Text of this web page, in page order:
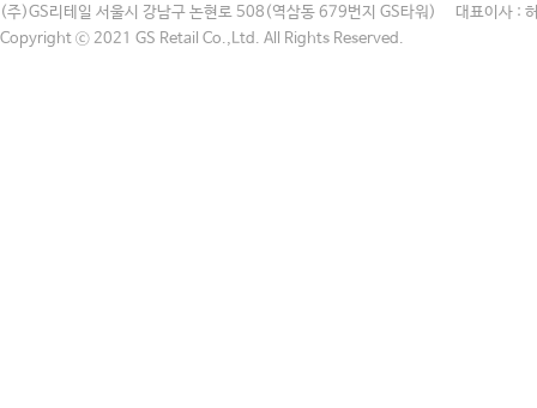
(주)GS리테일 서울시 강남구 논현로 508(역삼동 679번지 GS타워) 대표이
Copyright ⓒ 2021 GS Retail Co.,Ltd. All Rights Reserved.